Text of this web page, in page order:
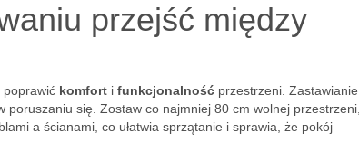
przejść między
poprawić komfort i funkcjonalność przestrzeni. Zastawianie
się. Zostaw co najmniej 80 cm wolnej przestrzeni,
a ścianami, co ułatwia sprzątanie i sprawia, że pokój